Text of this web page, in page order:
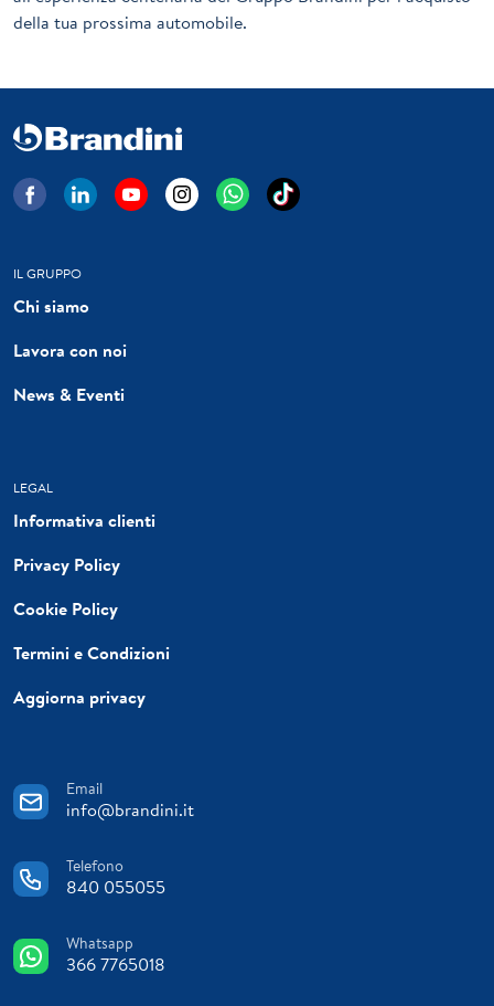
della tua prossima automobile.
IL GRUPPO
Chi siamo
Lavora con noi
News & Eventi
LEGAL
Informativa clienti
Privacy Policy
Cookie Policy
Termini e Condizioni
Aggiorna privacy
Email
info@brandini.it
Telefono
840 055055
Whatsapp
366 7765018